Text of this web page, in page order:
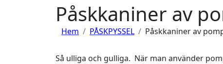
Påskkaniner av
Hem PÅSKPYSSEL Påskkaniner av
Så ulliga och gulliga. När man använder